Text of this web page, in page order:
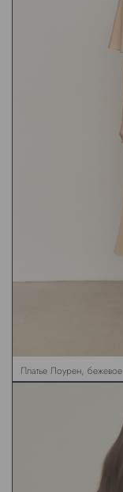
Платье Лоурен, бежевое